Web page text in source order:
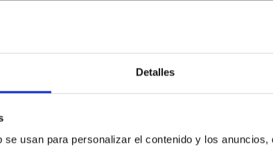
Detalles
usan para personalizar el contenido y los